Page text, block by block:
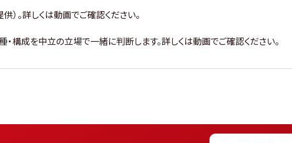
。詳しくは動画でご確認ください。
構成を中立の立場で一緒に判断します。詳しくは動画でご確認ください。